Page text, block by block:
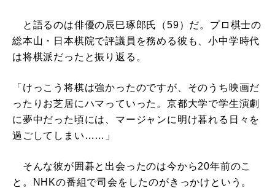
と語るのは俳優の辰巳琢郎氏（59）だ。プロ棋士の
総本山・日本棋院で評議員を務める彼も、小中学時代
は将棋派だったと振り返る。
「けっこう将棋は強かったのですが、そのうち映画だ
ったりお芝居にハマっていった。京都大学で学生演劇
に夢中だった頃には、マージャンに明け暮れる日々を
過ごしてしまい……」
そんな彼が囲碁と出会ったのは今から20年前のこ
と。NHKの番組で司会をしたのがきっかけという。